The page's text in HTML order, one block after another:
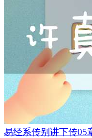
易经系传别讲下传05